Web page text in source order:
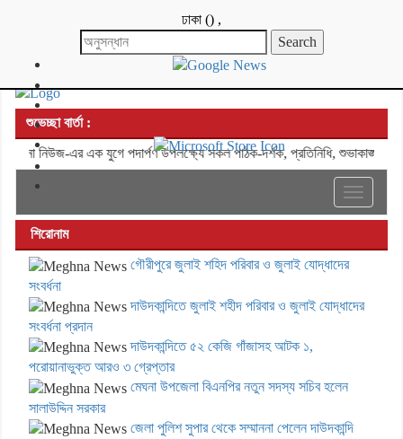
ঢাকা () ,
শুভেচ্ছা বার্তা :
নিউজ-এর এক যুগে পদার্পণ উপলক্ষ্যে সকল পাঠক-দর্শক, প্রতিনিধি, শুভাকাঙ্ক্ষী,
Toggle
শিরোনাম
গৌরীপুরে জুলাই শহিদ পরিবার ও জুলাই যোদ্ধাদের
সংবর্ধনা
দাউদকান্দিতে জুলাই শহীদ পরিবার ও জুলাই যোদ্ধাদের
সংবর্ধনা প্রদান
দাউদকান্দিতে ৫২ কেজি গাঁজাসহ আটক ১,
পরোয়ানাভুক্ত আরও ৩ গ্রেপ্তার
মেঘনা উপজেলা বিএনপির নতুন সদস্য সচিব হলেন
সালাউদ্দিন সরকার
জেলা পুলিশ সুপার থেকে সম্মাননা পেলেন দাউদকান্দি